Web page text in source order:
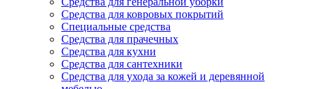
Средства для ковровых покрытий
Специальные средства
Средства для прачечных
Средства для кухни
Средства для сантехники
Средства для ухода за кожей и деревянной